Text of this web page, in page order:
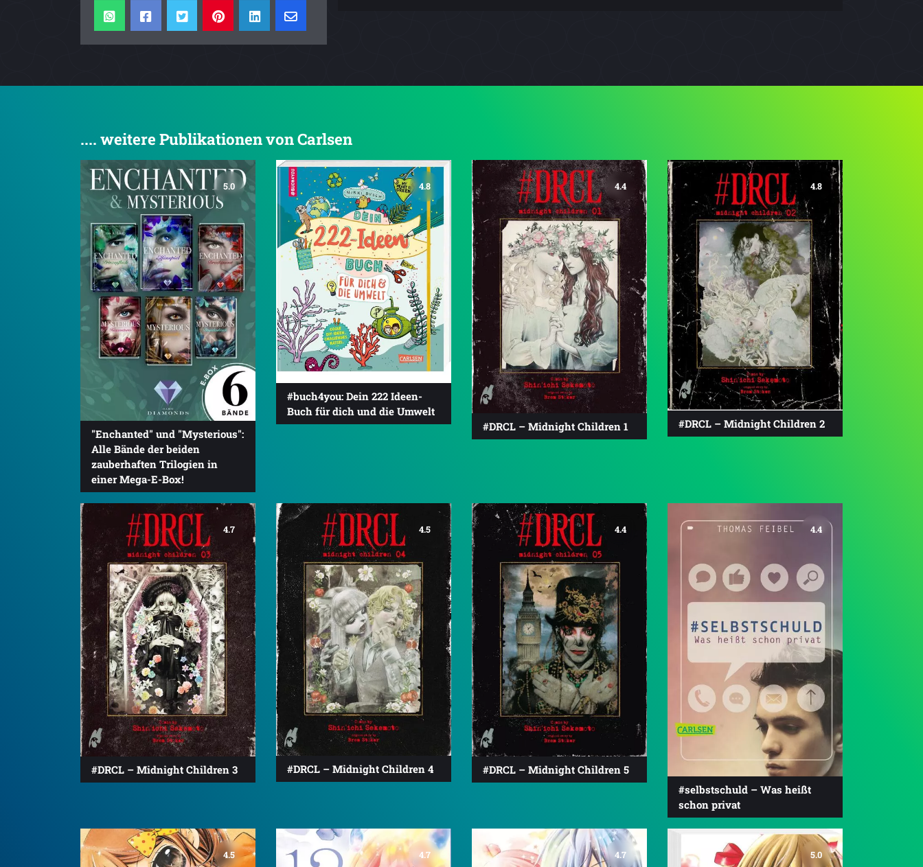
.... weitere Publikationen von Carlsen
5.0
"Enchanted" und "Mysterious":
Alle Bände der beiden
zauberhaften Trilogien in
einer Mega-E-Box!
4.8
#buch4you: Dein 222 Ideen-
Buch für dich und die Umwelt
4.4
#DRCL – Midnight Children 1
4.8
#DRCL – Midnight Children 2
4.7
#DRCL – Midnight Children 3
4.5
#DRCL – Midnight Children 4
4.4
#DRCL – Midnight Children 5
4.4
#selbstschuld – Was heißt
schon privat
4.5 4.7 4.7 5.0